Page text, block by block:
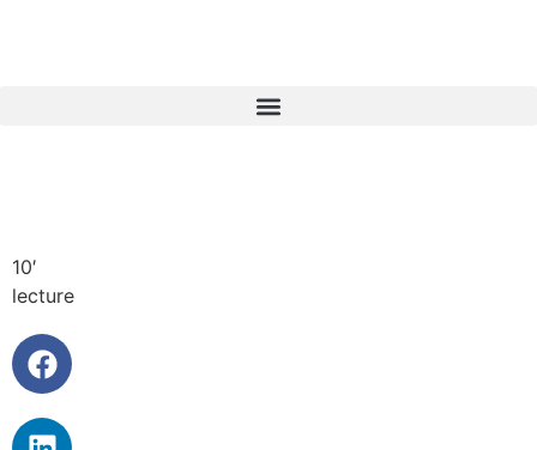
10′
lecture